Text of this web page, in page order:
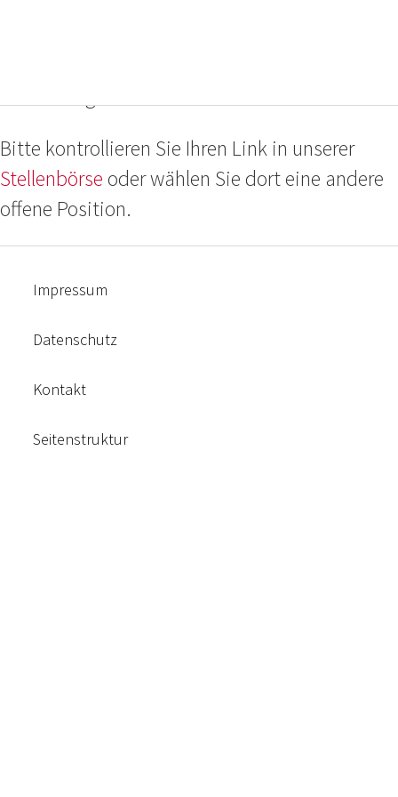
Bitte kontrollieren Sie Ihren Link in unserer
Stellenbörse oder wählen Sie dort eine andere
offene Position.
Impressum
Datenschutz
Kontakt
Seitenstruktur